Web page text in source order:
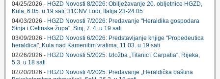
04/25/2026 - HGZD Novosti 8/2026: Obilježavanje 20. obljetnice HGZD,
Kula, 6.05. u 19 sati; 31CNV Lodi, Italija 23-24.05
04/03/2026 - HGZD Novosti 7/2026: Predavanje "Heraldika gospodara
Sinja i Cetinske župa", Sinj, 7. 4. u 19 sati
03/09/2026 - HGZD Novosti 6/2026: Predstavljanje knjige "Propedeutica
heraldica", Kula nad Kamenitim vratima, 11.03. u 19 sati
02/26/2026 - HGZD Novosti 5/2025: Izložba „Titanic i Carpatia“, Rijeka,
5.3. u 18 sati
02/20/2026 - HGZD Novosti 4/2025: Predavanje „Heraldička baština